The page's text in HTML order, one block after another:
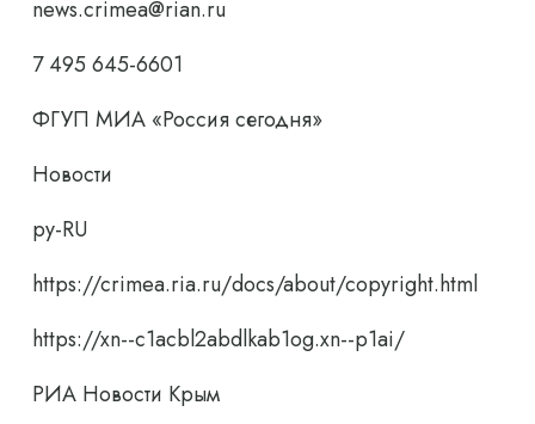
news.crimea@rian.ru
7 495 645-6601
ФГУП МИА «Россия сегодня»
Новости
ру-RU
https://crimea.ria.ru/docs/about/copyright.html
https://xn--c1acbl2abdlkab1og.xn--p1ai/
РИА Новости Крым